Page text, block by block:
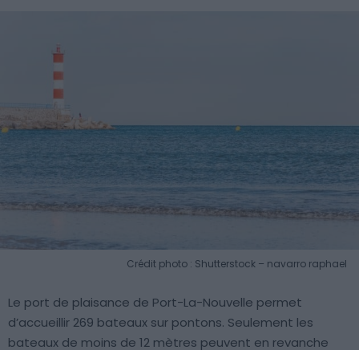
Crédit photo : Shutterstock – navarro raphael
Le port de plaisance de Port-La-Nouvelle permet
d’accueillir 269 bateaux sur pontons. Seulement les
bateaux de moins de 12 mètres peuvent en revanche